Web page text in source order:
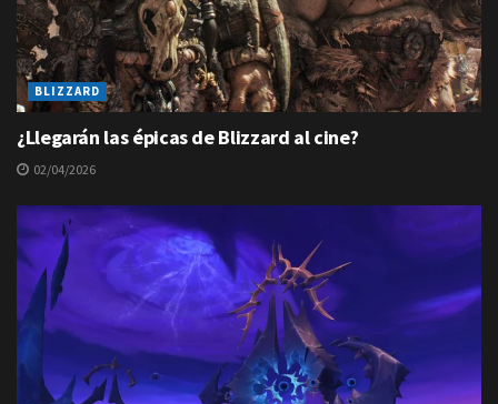
BLIZZARD
¿Llegarán las épicas de Blizzard al cine?
02/04/2026